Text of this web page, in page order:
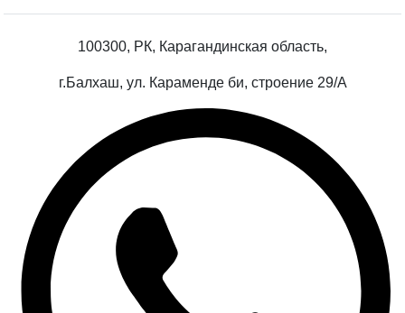
100300, РК, Карагандинская область,
г.Балхаш, ул. Караменде би, строение 29/А